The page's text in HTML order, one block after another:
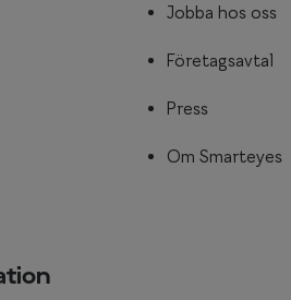
Jobba hos oss
Företagsavtal
Press
Om Smarteyes